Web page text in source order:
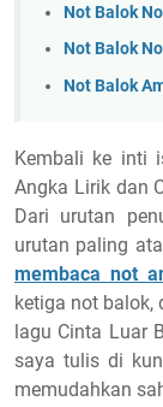
Not Balok
Not Balok
Not Balok
Kembali ke inti
Angka Lirik dan
Dari urutan
urutan paling
membaca not
ketiga not balok,
lagu Cinta Luar
saya tulis di
memudahkan